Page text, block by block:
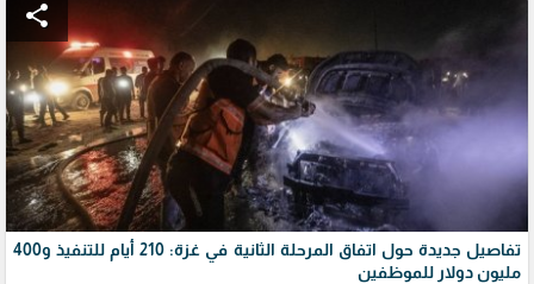
share
تفاصيل جديدة حول اتفاق المرحلة الثانية في غزة: 210 أيام للتنفيذ و400
مليون دولار للموظفين